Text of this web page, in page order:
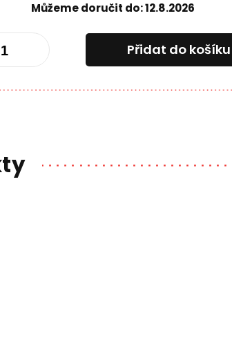
Můžeme doručit do:12.8.2026
Přidat do košíku